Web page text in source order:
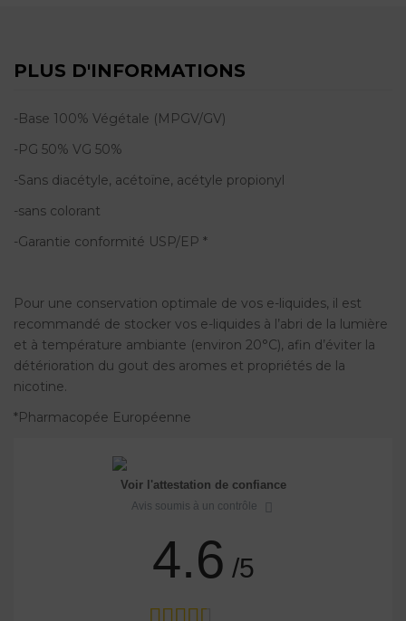
PLUS D'INFORMATIONS
-Base 100% Végétale (MPGV/GV)
-PG 50% VG 50%
-Sans diacétyle, acétoïne, acétyle propionyl
-sans colorant
-Garantie conformité USP/EP *
Pour une conservation optimale de vos e-liquides, il est
recommandé de stocker vos e-liquides à l’abri de la lumière
et à température ambiante (environ 20°C), afin d’éviter la
détérioration du gout des aromes et propriétés de la
nicotine.
*Pharmacopée Européenne
Voir l'attestation de confiance
Avis soumis à un contrôle
4.6 /5